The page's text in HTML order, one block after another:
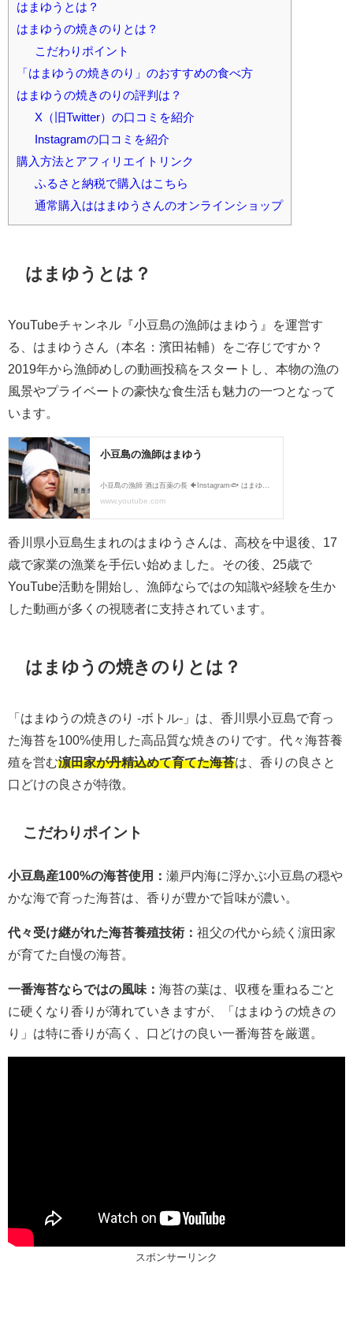
はまゆうとは？
はまゆうの焼きのりとは？
こだわりポイント
「はまゆうの焼きのり」のおすすめの食べ方
はまゆうの焼きのりの評判は？
X（旧Twitter）の口コミを紹介
Instagramの口コミを紹介
購入方法とアフィリエイトリンク
ふるさと納税で購入はこちら
通常購入ははまゆうさんのオンラインショップ
はまゆうとは？
YouTubeチャンネル『小豆島の漁師はまゆう』を運営す
る、はまゆうさん（本名：濱田祐輔）をご存じですか？
2019年から漁師めしの動画投稿をスタートし、本物の漁の
風景やプライベートの豪快な食生活も魅力の一つとなって
います。
香川県小豆島生まれのはまゆうさんは、高校を中退後、17
歳で家業の漁業を手伝い始めました。その後、25歳で
YouTube活動を開始し、漁師ならではの知識や経験を生か
した動画が多くの視聴者に支持されています。
はまゆうの焼きのりとは？
「はまゆうの焼きのり -ボトル-」は、香川県小豆島で育っ
た海苔を100%使用した高品質な焼きのりです。代々海苔養
殖を営む濵田家が丹精込めて育てた海苔は、香りの良さと
口どけの良さが特徴。
こだわりポイント
小豆島産100%の海苔使用： 瀬戸内海に浮かぶ小豆島の穏や
かな海で育った海苔は、香りが豊かで旨味が濃い。
代々受け継がれた海苔養殖技術： 祖父の代から続く濵田家
が育てた自慢の海苔。
一番海苔ならではの風味： 海苔の葉は、収穫を重ねるごと
に硬くなり香りが薄れていきますが、「はまゆうの焼きの
り」は特に香りが高く、口どけの良い一番海苔を厳選。
スポンサーリンク